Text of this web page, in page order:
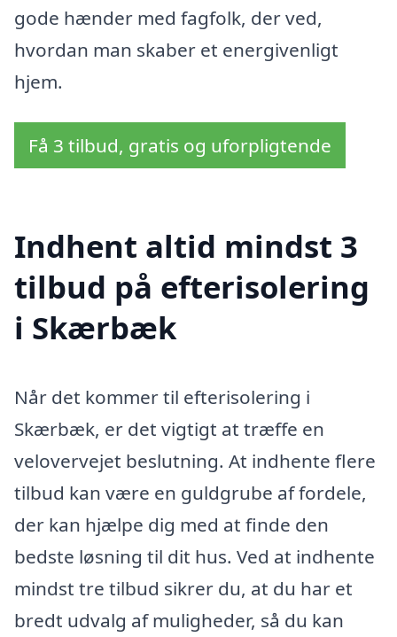
gode hænder med fagfolk, der ved,
hvordan man skaber et energivenligt
hjem.
Få 3 tilbud, gratis og uforpligtende
Indhent altid mindst 3
tilbud på efterisolering
i Skærbæk
Når det kommer til efterisolering i
Skærbæk, er det vigtigt at træffe en
velovervejet beslutning. At indhente flere
tilbud kan være en guldgrube af fordele,
der kan hjælpe dig med at finde den
bedste løsning til dit hus. Ved at indhente
mindst tre tilbud sikrer du, at du har et
bredt udvalg af muligheder, så du kan